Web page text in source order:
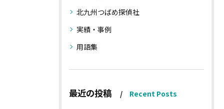
北九州つばめ探偵社
実績・事例
用語集
最近の投稿 Recent Posts